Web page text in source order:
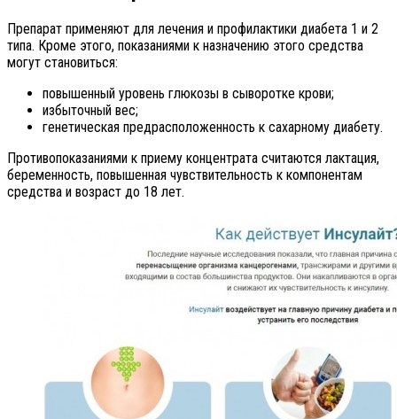
Препарат применяют для лечения и профилактики диабета 1 и 2
типа. Кроме этого, показаниями к назначению этого средства
могут становиться:
повышенный уровень глюкозы в сыворотке крови;
избыточный вес;
генетическая предрасположенность к сахарному диабету.
Противопоказаниями к приему концентрата считаются лактация,
беременность, повышенная чувствительность к компонентам
средства и возраст до 18 лет.